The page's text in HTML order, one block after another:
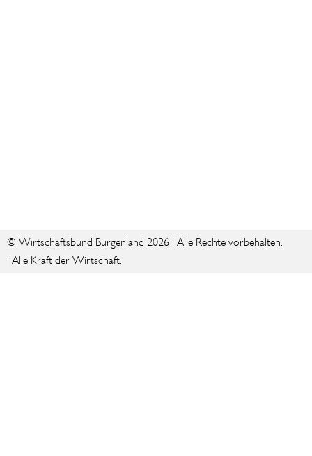
© Wirtschaftsbund Burgenland 2026 | Alle Rechte vorbehalten.
| Alle Kraft der Wirtschaft.